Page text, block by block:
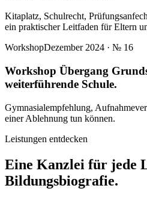
Kitaplatz, Schulrecht,
ein praktischer Leitfaden für Eltern
WorkshopDezember 2024 · № 16
Workshop Übergang
weiterführende Schule.
Gymnasialempfehlung,
einer Ablehnung tun können.
Leistungen entdecken
Eine Kanzlei für jede
Bildungsbiografie.